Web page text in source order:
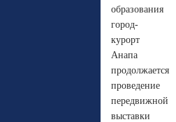
образования
город-
курорт
Анапа
продолжается
проведение
передвижной
выставки